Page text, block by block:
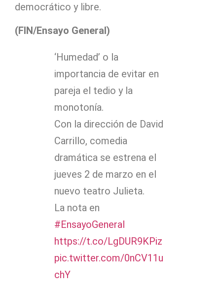
democrático y libre.
(FIN/Ensayo General)
‘Humedad’ o la
importancia de evitar en
pareja el tedio y la
monotonía.
Con la dirección de David
Carrillo, comedia
dramática se estrena el
jueves 2 de marzo en el
nuevo teatro Julieta.
La nota en
#EnsayoGeneral
https://t.co/LgDUR9KPiz
pic.twitter.com/0nCV11u
chY